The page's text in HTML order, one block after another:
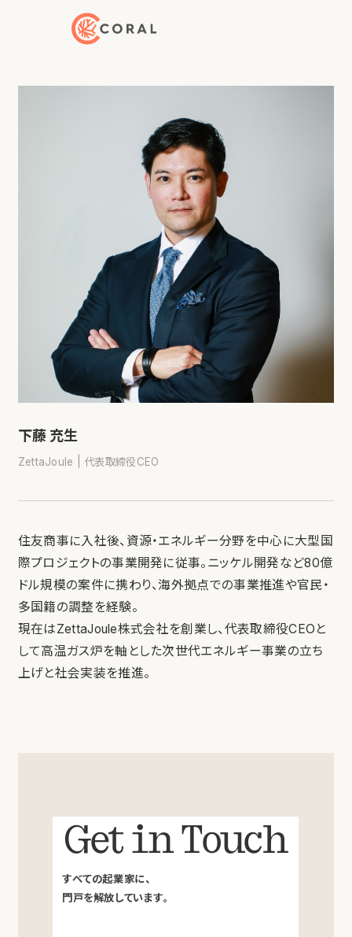
トップページへ戻る
下藤 充生
ZettaJoule | 代表取締役CEO
住友商事に入社後、資源・エネルギー分野を中心に大型国
際プロジェクトの事業開発に従事。ニッケル開発など80億
ドル規模の案件に携わり、海外拠点での事業推進や官民・
多国籍の調整を経験。
現在はZettaJoule株式会社を創業し、代表取締役CEOと
して高温ガス炉を軸とした次世代エネルギー事業の立ち
上げと社会実装を推進。
Get in Touch
すべての起業家に、
門戸を解放しています。